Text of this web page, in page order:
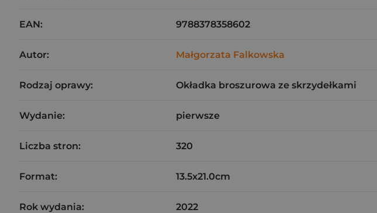
EAN: 9788378358602
Autor: Małgorzata Falkowska
Rodzaj oprawy: Okładka broszurowa ze skrzydełkami
Wydanie: pierwsze
Liczba stron: 320
Format: 13.5x21.0cm
Rok wydania: 2022